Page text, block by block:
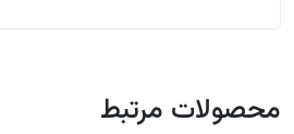
محصولات مرتبط